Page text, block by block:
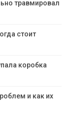
травмировал
стоит
коробка
и как их